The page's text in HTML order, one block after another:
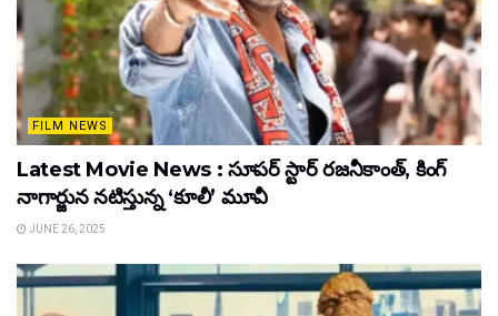
FILM NEWS
Latest Movie News : సూపర్ స్టార్ రజనీకాంత్, కింగ్
నాగార్జున నటిస్తున్న ‘కూలీ’ మూవీ
JUNE 26, 2025